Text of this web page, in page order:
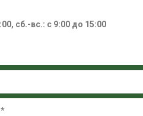
сб.-вс.: с 9:00 до 15:00